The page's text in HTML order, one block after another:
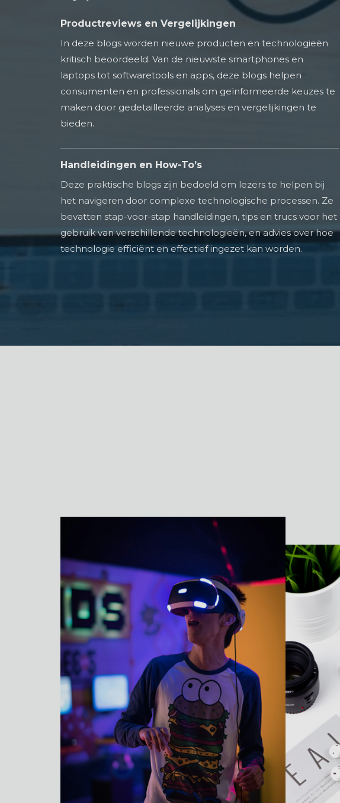
Productreviews en Vergelijkingen
In deze blogs worden nieuwe producten en technologieën
kritisch beoordeeld. Van de nieuwste smartphones en
laptops tot softwaretools en apps, deze blogs helpen
consumenten en professionals om geïnformeerde keuzes te
maken door gedetailleerde analyses en vergelijkingen te
bieden.
Handleidingen en How-To’s
Deze praktische blogs zijn bedoeld om lezers te helpen bij
het navigeren door complexe technologische processen. Ze
bevatten stap-voor-stap handleidingen, tips en trucs voor het
gebruik van verschillende technologieën, en advies over hoe
technologie efficiënt en effectief ingezet kan worden.